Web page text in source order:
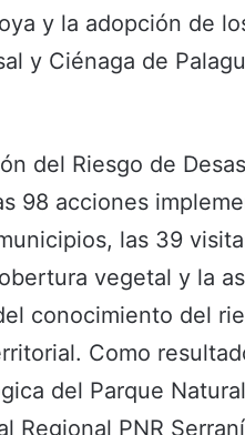
y la adopción de
y Ciénaga de
del Riesgo de
98 acciones
las 39
vegetal y la
conocimiento del
Como
del Parque
Regional PNR